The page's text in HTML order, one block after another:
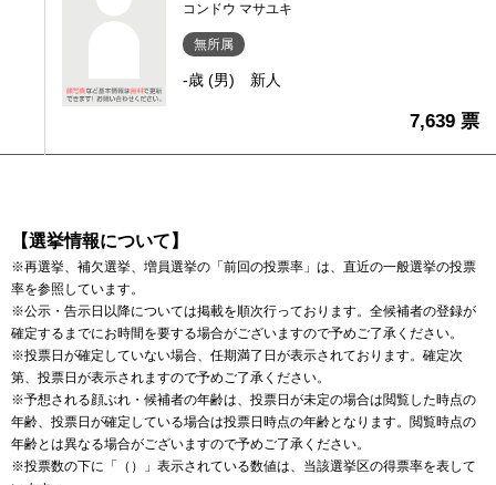
コンドウ マサユキ
無所属
-歳 (男) 新人
7,639 票
【選挙情報について】
※再選挙、補欠選挙、増員選挙の「前回の投票率」は、直近の一般選挙の投票
率を参照しています。
※公示・告示日以降については掲載を順次行っております。全候補者の登録が
確定するまでにお時間を要する場合がございますので予めご了承ください。
※投票日が確定していない場合、任期満了日が表示されております。確定次
第、投票日が表示されますので予めご了承ください。
※予想される顔ぶれ・候補者の年齢は、投票日が未定の場合は閲覧した時点の
年齢、投票日が確定している場合は投票日時点の年齢となります。閲覧時点の
年齢とは異なる場合がございますので予めご了承ください。
※投票数の下に「（）」表示されている数値は、当該選挙区の得票率を表して